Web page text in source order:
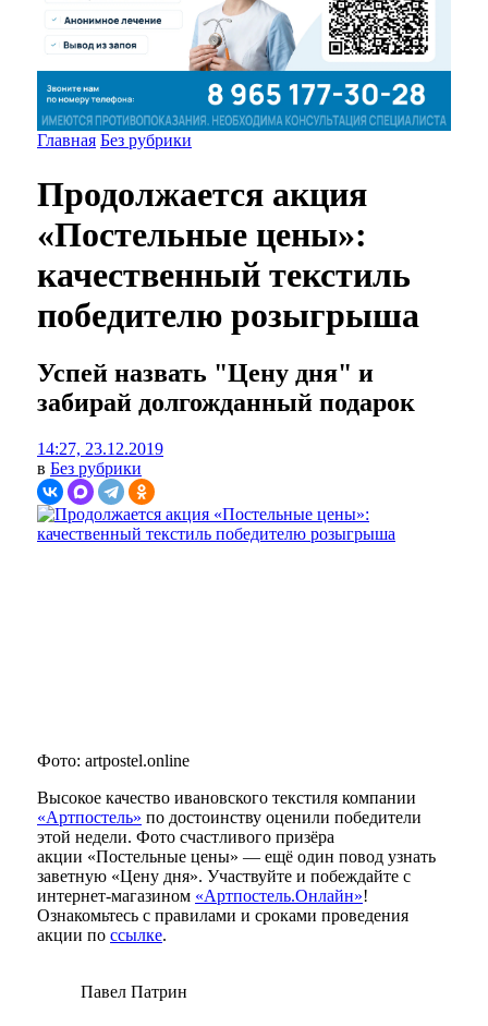
Главная Без рубрики
Продолжается акция
«Постельные цены»:
качественный текстиль
победителю розыгрыша
Успей назвать "Цену дня" и
забирай долгожданный подарок
14:27, 23.12.2019
в Без рубрики
Фото: artpostel.online
Высокое качество ивановского текстиля компании
«Артпостель» по достоинству оценили победители
этой недели. Фото счастливого призёра
акции «Постельные цены» — ещё один повод узнать
заветную «Цену дня». Участвуйте и побеждайте с
интернет-магазином «Артпостель.Онлайн»!
Ознакомьтесь с правилами и сроками проведения
акции по ссылке.
Павел Патрин